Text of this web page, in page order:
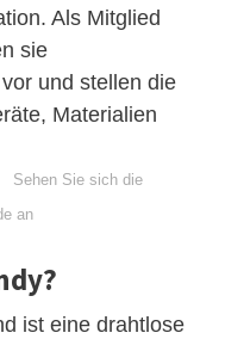
Als Mitglied
sie
und stellen die
Materialien
Sehen Sie sich die
an
ist eine drahtlose